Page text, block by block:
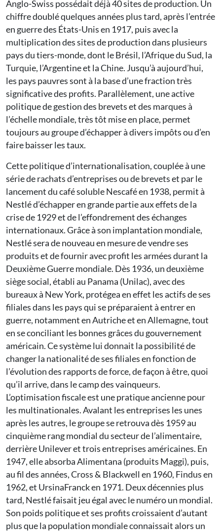
Anglo-­Swiss possédait déjà 40 sites de production. Un
chiffre doublé quelques années plus tard, après l’entrée
en guerre des États-Unis en 1917, puis avec la
multiplication des sites de production dans plusieurs
pays du tiers-monde, dont le Brésil, l’Afrique du Sud, la
Turquie, l’Argentine et la Chine. Jusqu’à aujourd’hui,
les pays pauvres sont à la base d’une fraction très
significative des profits. Parallèlement, une active
politique de gestion des brevets et des marques à
l’échelle mondiale, très tôt mise en place, permet
toujours au groupe d’échapper à divers impôts ou d’en
faire baisser les taux.
Cette politique d’internationalisation, couplée à une
série de rachats d’entreprises ou de brevets et par le
lancement du café soluble Nescafé en 1938, permit à
Nestlé d’échapper en grande partie aux effets de la
crise de 1929 et de l’effondrement des échanges
internationaux. Grâce à son implantation mondiale,
Nestlé sera de nouveau en mesure de vendre ses
produits et de fournir avec profit les armées durant la
Deuxième Guerre mondiale. Dès 1936, un deuxième
siège social, établi au Panama (Unilac), avec des
bureaux à New York, protégea en effet les actifs de ses
filiales dans les pays qui se préparaient à entrer en
guerre, notamment en Autriche et en Allemagne, tout
en se conciliant les bonnes grâces du gouvernement
américain. Ce système lui donnait la possibilité de
changer la nationalité de ses filiales en fonction de
l’évolution des rapports de force, de façon à être, quoi
qu’il arrive, dans le camp des vainqueurs.
L’optimisation fiscale est une pratique ancienne pour
les multinationales. Avalant les entreprises les unes
après les autres, le groupe se retrouva dès 1959 au
cinquième rang mondial du secteur de l’alimentaire,
derrière Unilever et trois entreprises américaines. En
1947, elle absorba Alimentana (produits Maggi), puis,
au fil des années, Cross & Blackwell en 1960, Findus en
1962, et UrsinaFranck en 1971. Deux décennies plus
tard, Nestlé faisait jeu égal avec le numéro un mondial.
Son poids politique et ses profits croissaient d’autant
plus que la population mondiale connaissait alors un